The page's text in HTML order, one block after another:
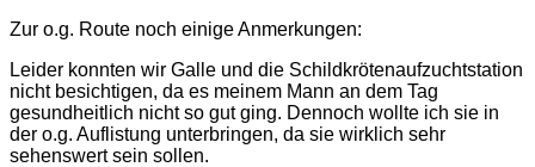
Zur o.g. Route noch einige Anmerkungen:
Leider konnten wir Galle und die Schildkrötenaufzuchtstation
nicht besichtigen, da es meinem Mann an dem Tag
gesundheitlich nicht so gut ging. Dennoch wollte ich sie in
der o.g. Auflistung unterbringen, da sie wirklich sehr
sehenswert sein sollen.